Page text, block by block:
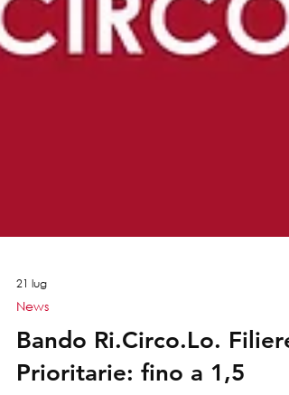
21 lug
News
Bando Ri.Circo.Lo. Filiere